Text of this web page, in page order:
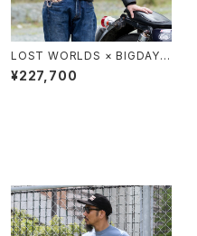
LOST WORLDS × BIGDAY
ロストワールド×ビッグデイ ダブ
ルネーム ホースレザージャケッ
¥227,700